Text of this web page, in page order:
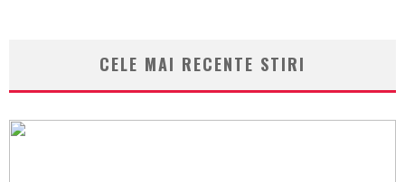
CELE MAI RECENTE STIRI